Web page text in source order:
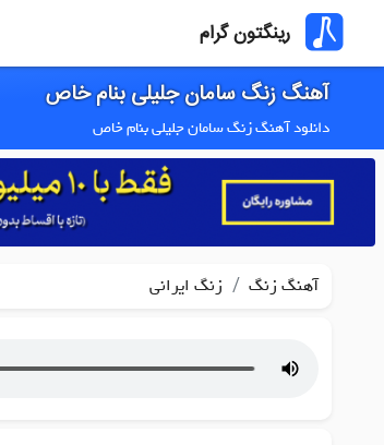
رینگتون گرام
آهنگ زنگ سامان جلیلی بنام خاص
دانلود آهنگ زنگ سامان جلیلی بنام خاص
آهنگ زنگ / زنگ ایرانی